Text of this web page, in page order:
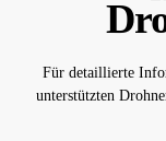
Für detaillierte
unterstützten